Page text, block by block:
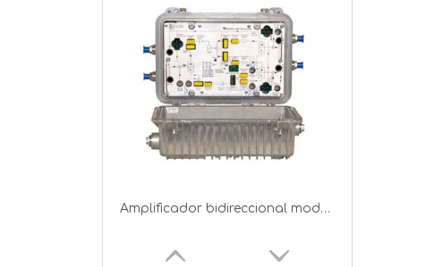
Amplificador bidireccional modular al aire libre WA-1300-CEAM de CATV Line Amplifier